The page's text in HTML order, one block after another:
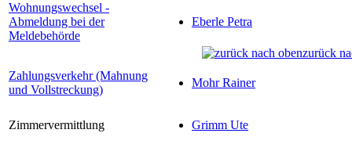
Wohnungswechsel -
Abmeldung bei der
Meldebehörde
Eberle Petra
zurück
Zahlungsverkehr (Mahnung
und Vollstreckung)
Mohr Rainer
Zimmervermittlung Grimm Ute